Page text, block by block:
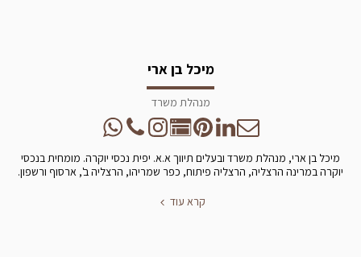
מיכל בן ארי
מנהלת משרד
מיכל בן ארי, מנהלת משרד ובעלים תיווך א.א. יפית נכסי יוקרה. מומחית בנכסי
יוקרה במרינה הרצליה, הרצליה פיתוח, כפר שמריהו, הרצליה ב', ארסוף ורשפון.
קרא עוד